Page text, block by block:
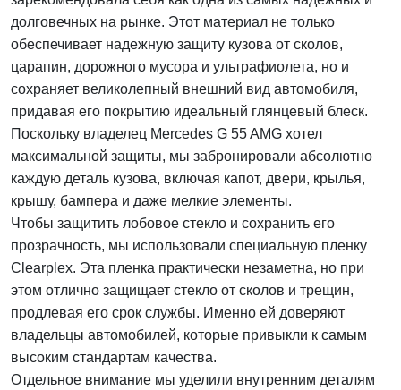
долговечных на рынке. Этот материал не только
обеспечивает надежную защиту кузова от сколов,
царапин, дорожного мусора и ультрафиолета, но и
сохраняет великолепный внешний вид автомобиля,
придавая его покрытию идеальный глянцевый блеск.
Поскольку владелец Mercedes G 55 AMG хотел
максимальной защиты, мы забронировали абсолютно
каждую деталь кузова, включая капот, двери, крылья,
крышу, бампера и даже мелкие элементы.
Чтобы защитить лобовое стекло и сохранить его
прозрачность, мы использовали специальную пленку
Clearplex. Эта пленка практически незаметна, но при
этом отлично защищает стекло от сколов и трещин,
продлевая его срок службы. Именно ей доверяют
владельцы автомобилей, которые привыкли к самым
высоким стандартам качества.
Отдельное внимание мы уделили внутренним деталям